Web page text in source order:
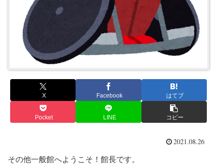
X Facebook はてブ
Pocket LINE コピー
2021.08.26
その他一般館へようこそ！館長です。